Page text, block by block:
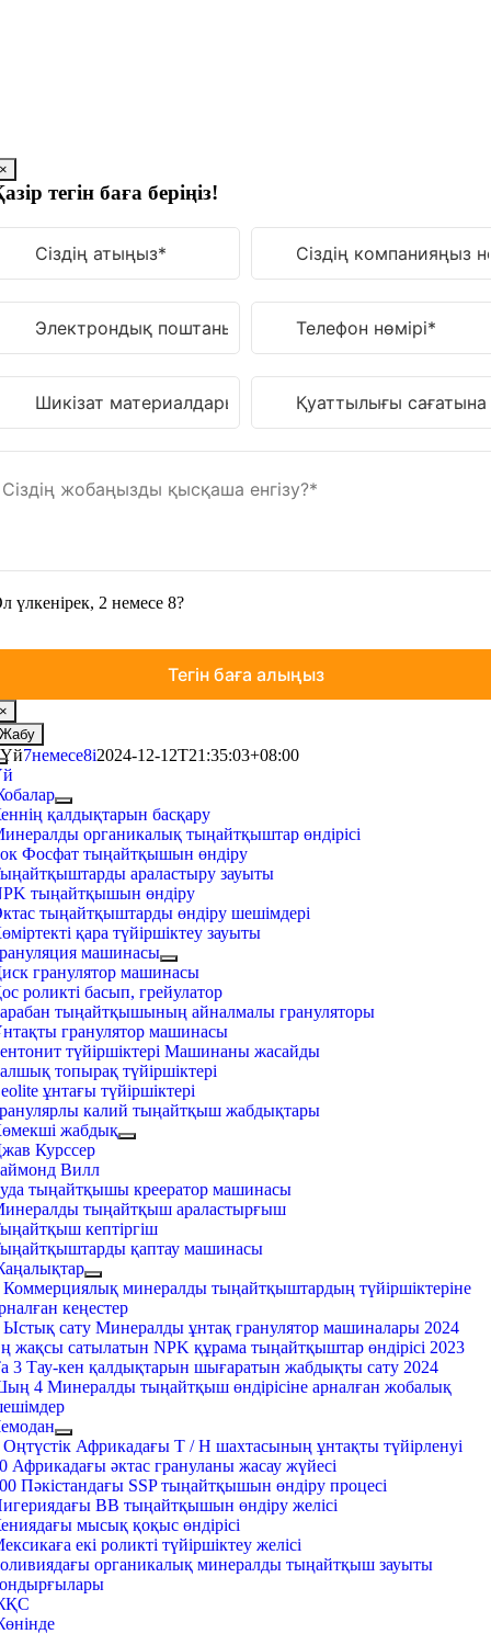
×
тегін баға беріңіз!
үлкенірек, 2 немесе 8?
×
Жабу
қалдықтарын басқару
органикалық тыңайтқыштар өндірісі
Фосфат тыңайтқышын өндіру
араластыру зауыты
тыңайтқышын өндіру
тыңайтқыштарды өндіру шешімдері
қара түйіршіктеу зауыты
машинасы
гранулятор машинасы
роликті басып, грейулатор
тыңайтқышының айналмалы грануляторы
гранулятор машинасы
түйіршіктері Машинаны жасайды
топырақ түйіршіктері
ұнтағы түйіршіктері
калий тыңайтқыш жабдықтары
жабдық
Курссер
Вилл
тыңайтқышы креератор машинасы
тыңайтқыш араластырғыш
кептіргіш
қаптау машинасы
Коммерциялық минералды тыңайтқыштардың түйіршіктеріне
кеңестер
Ыстық сату Минералды ұнтақ гранулятор машиналары 2024
жақсы сатылатын NPK құрама тыңайтқыштар өндірісі 2023
3 Тау-кен қалдықтарын шығаратын жабдықты сату 2024
4 Минералды тыңайтқыш өндірісіне арналған жобалық
Оңтүстік Африкадағы T / H шахтасының ұнтақты түйірленуі
Африкадағы әктас грануланы жасау жүйесі
Пәкістандағы SSP тыңайтқышын өндіру процесі
BB тыңайтқышын өндіру желісі
мысық қоқыс өндірісі
екі роликті түйіршіктеу желісі
органикалық минералды тыңайтқыш зауыты
Үй7немесе8i2024-12-12T21:35:03+08:00